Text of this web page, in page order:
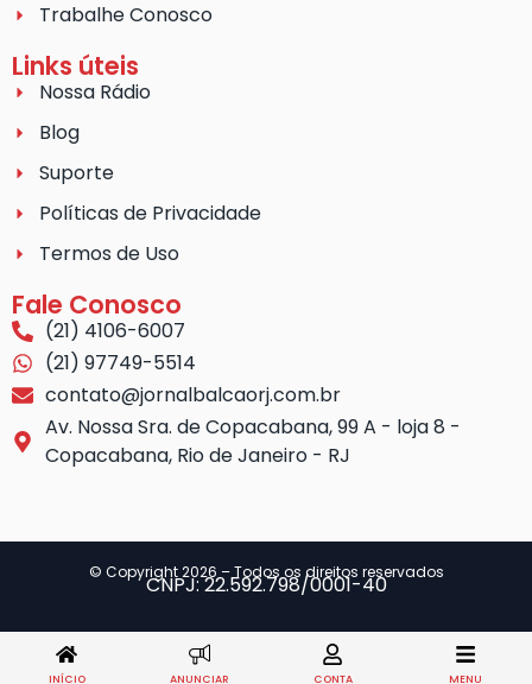
Trabalhe Conosco
Links úteis
Nossa Rádio
Blog
Suporte
Políticas de Privacidade
Termos de Uso
Fale Conosco
(21) 4106-6007
(21) 97749-5514
contato@jornalbalcaorj.com.br
Av. Nossa Sra. de Copacabana, 99 A - loja 8 -
Copacabana, Rio de Janeiro - RJ
© Copyright 2026 – Todos os direitos reservados
CNPJ: 22.592.798/0001-40
INÍCIO ANUNCIAR CONTA MENU